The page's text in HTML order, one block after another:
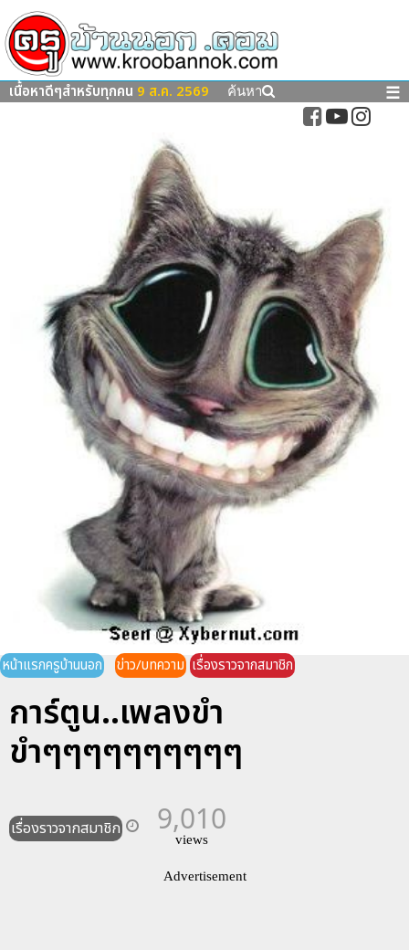
เนื้อหาดีๆสำหรับทุกคน 9 ส.ค. 2569 ค้นหา ☰
หน้าแรกครูบ้านนอก ข่าว/บทความ เรื่องราวจากสมาชิก
การ์ตูน..เพลงขำ
ขำๆๆๆๆๆๆๆๆๆๆ
เรื่องราวจากสมาชิก 9,010
views
Advertisement